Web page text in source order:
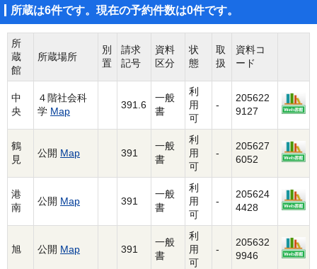
所蔵は6件です。現在の予約件数は0件です。
所
蔵
館
所蔵場所
別
置
請求
記号
資料
区分
状
態
取
扱
資料コ
ード
中
央
４階社会科
学 Map
391.6
一般
書
利
用
可
-
205622
9127
鶴
見
公開 Map 391
一般
書
利
用
可
-
205627
6052
港
南
公開 Map 391
一般
書
利
用
可
-
205624
4428
旭 公開 Map 391
一般
書
利
用
可
-
205632
9946